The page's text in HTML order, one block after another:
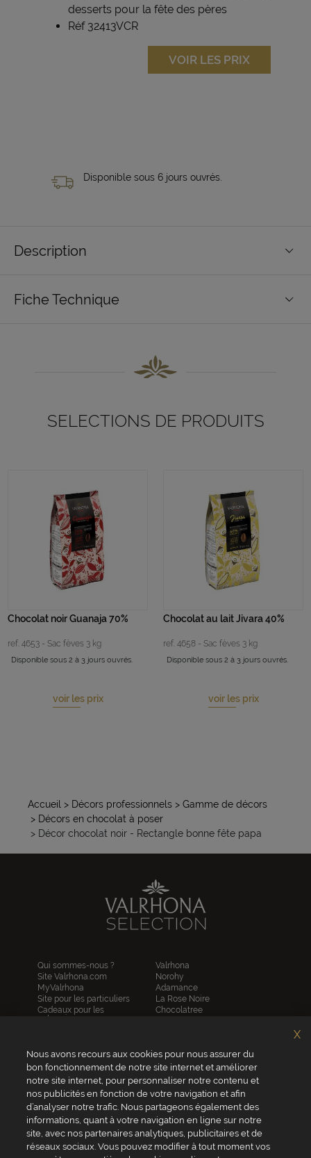
desserts pour la fête des pères
Réf 32413VCR
VOIR LES PRIX
Disponible sous 6 jours ouvrés.
Description
Fiche Technique
SELECTIONS DE PRODUITS
Chocolat noir Guanaja 70%
ref. 4653 - Sac fèves 3 kg
Disponible sous 2 à 3 jours ouvrés.
voir les prix
Chocolat au lait Jivara 40%
ref. 4658 - Sac fèves 3 kg
Disponible sous 2 à 3 jours ouvrés.
voir les prix
Accueil > Décors professionnels > Gamme de décors
> Décors en chocolat à poser
> Décor chocolat noir - Rectangle bonne fête papa
Qui sommes-nous ?
Site Valrhona.com
MyValrhona
Site pour les particuliers
Cadeaux pour les
entreprises
Contactez-nous
Valrhona
Norohy
Adamance
La Rose Noire
Chocolatree
Republica del cacao
Service client
04 75 07 51 51
Du lundi au jeudi : 8h - 18h
Le vendredi : 8h - 17h
Nous avons recours aux cookies pour nous assurer du
bon fonctionnement de notre site internet et améliorer
notre site internet, pour personnaliser notre contenu et
nos publicités en fonction de votre navigation et afin
d’analyser notre trafic. Nous partageons également des
informations, quant à votre navigation en ligne sur notre
site, avec nos partenaires analytiques, publicitaires et de
réseaux sociaux. Vous pouvez modifier à tout moment vos
X